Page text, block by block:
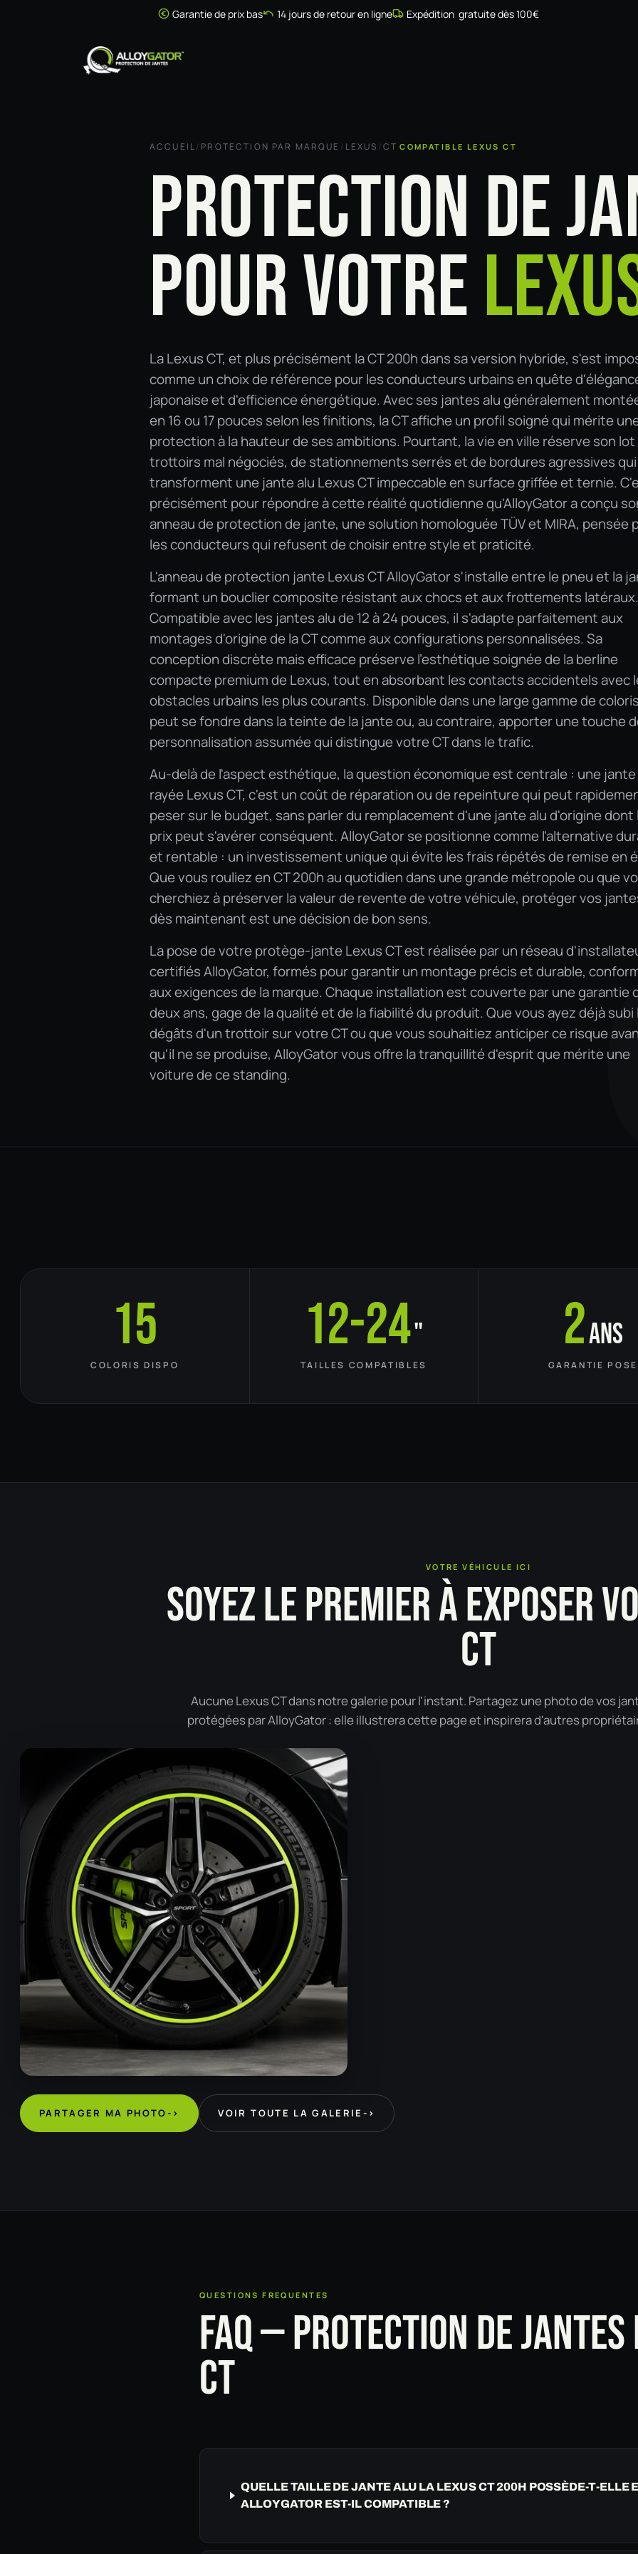
Garantie de prix bas 14 jours de retour en ligne Expédition gratuite dès 100€
ACCUEIL/ PROTECTION PAR MARQUE / LEXUS /CT COMPATIBLE LEXUS CT
PROTECTION DE
POUR VOTRE
La Lexus CT, et plus précisément la CT 200h dans sa version hybride, s'est
comme un choix de référence pour les conducteurs urbains en quête
japonaise et d'efficience énergétique. Avec ses jantes alu généralement
en 16 ou 17 pouces selon les finitions, la CT affiche un profil soigné qui mérite
protection à la hauteur de ses ambitions. Pourtant, la vie en ville réserve son
trottoirs mal négociés, de stationnements serrés et de bordures agressives qui
transforment une jante alu Lexus CT impeccable en surface griffée et ternie.
précisément pour répondre à cette réalité quotidienne qu'AlloyGator a conçu
anneau de protection de jante, une solution homologuée TÜV et MIRA, pensée
les conducteurs qui refusent de choisir entre style et praticité.
L'anneau de protection jante Lexus CT AlloyGator s'installe entre le pneu et la
formant un bouclier composite résistant aux chocs et aux frottements latéraux.
Compatible avec les jantes alu de 12 à 24 pouces, il s'adapte parfaitement aux
montages d'origine de la CT comme aux configurations personnalisées. Sa
conception discrète mais efficace préserve l'esthétique soignée de la berline
compacte premium de Lexus, tout en absorbant les contacts accidentels avec
obstacles urbains les plus courants. Disponible dans une large gamme de
peut se fondre dans la teinte de la jante ou, au contraire, apporter une touche
personnalisation assumée qui distingue votre CT dans le trafic.
Au-delà de l'aspect esthétique, la question économique est centrale : une jante
rayée Lexus CT, c'est un coût de réparation ou de repeinture qui peut
peser sur le budget, sans parler du remplacement d'une jante alu d'origine dont
prix peut s'avérer conséquent. AlloyGator se positionne comme l'alternative
et rentable : un investissement unique qui évite les frais répétés de remise en
Que vous rouliez en CT 200h au quotidien dans une grande métropole ou que
cherchiez à préserver la valeur de revente de votre véhicule, protéger vos
dès maintenant est une décision de bon sens.
La pose de votre protège-jante Lexus CT est réalisée par un réseau
certifiés AlloyGator, formés pour garantir un montage précis et durable,
aux exigences de la marque. Chaque installation est couverte par une garantie
deux ans, gage de la qualité et de la fiabilité du produit. Que vous ayez déjà subi
dégâts d'un trottoir sur votre CT ou que vous souhaitiez anticiper ce risque
qu'il ne se produise, AlloyGator vous offre la tranquillité d'esprit que mérite une
voiture de ce standing.
15
COLORIS DISPO
12-24"
TAILLES COMPATIBLES
2ans
GARANTIE POSE
VOTRE VÉHICULE ICI
SOYEZ LE PREMIER À EXPOSER
CT
Aucune Lexus CT dans notre galerie pour l'instant. Partagez une photo de vos
protégées par AlloyGator : elle illustrera cette page et inspirera d'autres
PARTAGER MA PHOTO-> VOIR TOUTE LA GALERIE ->
QUESTIONS FREQUENTES
FAQ — PROTECTION DE JANTES
CT
QUELLE TAILLE DE JANTE ALU LA LEXUS CT 200H POSSÈDE-T-ELLE
ALLOYGATOR EST-IL COMPATIBLE ?